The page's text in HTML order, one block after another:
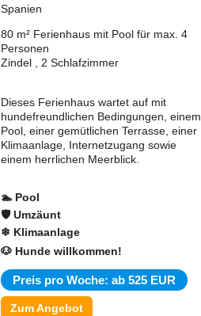
Spanien
80 m² Ferienhaus mit Pool für max. 4
Personen
Zindel , 2 Schlafzimmer
Dieses Ferienhaus wartet auf mit
hundefreundlichen Bedingungen, einem
Pool, einer gemütlichen Terrasse, einer
Klimaanlage, Internetzugang sowie
einem herrlichen Meerblick.
🏊 Pool
🛡 Umzäunt
❄ Klimaanlage
🐶 Hunde willkommen!
Preis pro Woche: ab 525 EUR
Zum Angebot